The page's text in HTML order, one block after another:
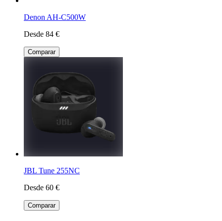
Denon AH-C500W
Desde 84 €
Comparar
JBL Tune 255NC
Desde 60 €
Comparar